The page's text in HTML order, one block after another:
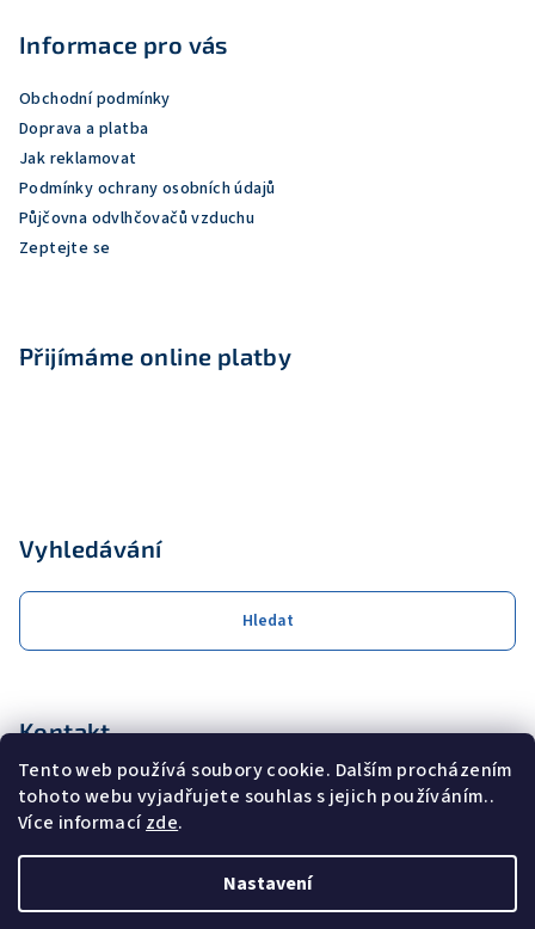
Tento web používá soubory cookie. Dalším procházením
tohoto webu vyjadřujete souhlas s jejich používáním..
Více informacízde.
Nastavení
Informace pro vás
Obchodní podmínky
Doprava a platba
Jak reklamovat
Podmínky ochrany osobních údajů
Půjčovna odvlhčovačů vzduchu
Zeptejte se
Přijímáme online platby
Vyhledávání
Hledat
Kontakt
obchod
coolservis.cz
+420608231000